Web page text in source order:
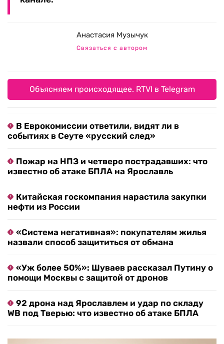
Анастасия Музычук
Связаться с автором
Объясняем происходящее. RTVI в Telegram
В Еврокомиссии ответили, видят ли в
событиях в Сеуте «русский след»
Пожар на НПЗ и четверо пострадавших: что
известно об атаке БПЛА на Ярославль
Китайская госкомпания нарастила закупки
нефти из России
«Система негативная»: покупателям жилья
назвали способ защититься от обмана
«Уж более 50%»: Шуваев рассказал Путину о
помощи Москвы с защитой от дронов
92 дрона над Ярославлем и удар по складу
WB под Тверью: что известно об атаке БПЛА